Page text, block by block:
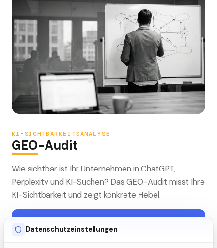
KI-SICHTBARKEITSANALYSE
GEO-Audit
Wie sichtbar ist Ihr Unternehmen in ChatGPT,
Perplexity und KI-Suchen? Das GEO-Audit misst Ihre
KI-Sichtbarkeit und zeigt konkrete Hebel.
Datenschutzeinstellungen